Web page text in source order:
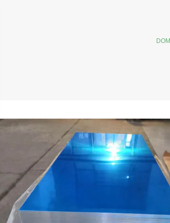
DOM